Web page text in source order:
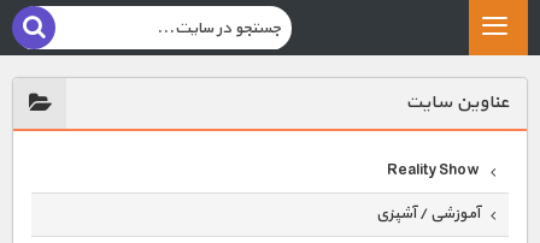
عناوين سايت
Reality Show
آموزشی / آشپزی